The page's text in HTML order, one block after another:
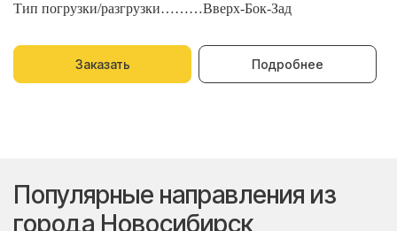
Тип погрузки/разгрузки………Вверх-Бок-Зад
Заказать Подробнее
Популярные направления из
города Новосибирск